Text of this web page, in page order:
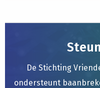
De Stichting
ondersteunt